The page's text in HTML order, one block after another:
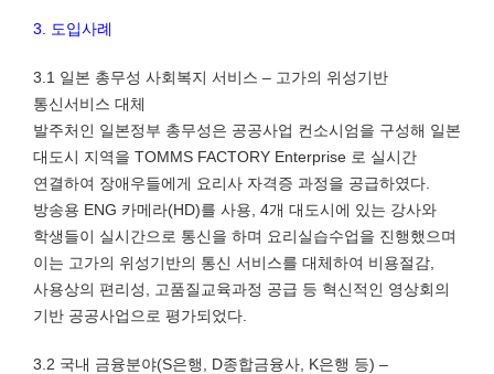
3. 도입사례
3.1 일본 총무성 사회복지 서비스 – 고가의 위성기반
통신서비스 대체
발주처인 일본정부 총무성은 공공사업 컨소시엄을 구성해 일본
대도시 지역을 TOMMS FACTORY Enterprise 로 실시간
연결하여 장애우들에게 요리사 자격증 과정을 공급하였다.
방송용 ENG 카메라(HD)를 사용, 4개 대도시에 있는 강사와
학생들이 실시간으로 통신을 하며 요리실습수업을 진행했으며
이는 고가의 위성기반의 통신 서비스를 대체하여 비용절감,
사용상의 편리성, 고품질교육과정 공급 등 혁신적인 영상회의
기반 공공사업으로 평가되었다.
3.2 국내 금융분야(S은행, D종합금융사, K은행 등) –